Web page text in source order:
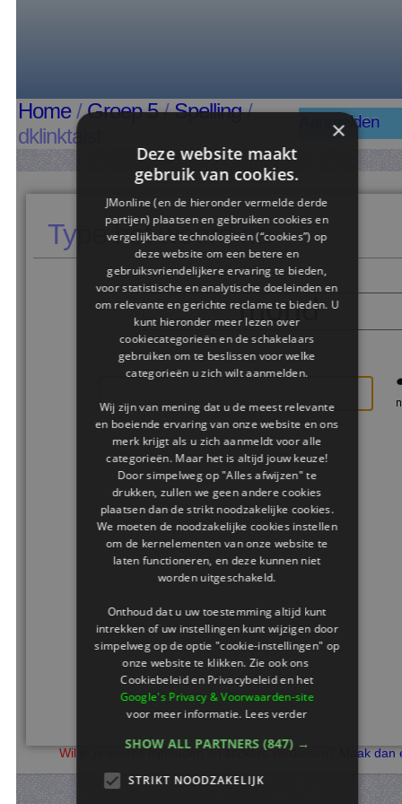
Home/Groep 5/Spelling/
dklinktalst
Aanmelden
Type het woord na
mond
Wil je je scores bijhouden en stickers verdienen? Maak dan
Deze website maakt
gebruik van cookies.
JMonline (en de hieronder vermelde derde
partijen) plaatsen en gebruiken cookies en
vergelijkbare technologieën (“cookies”) op
deze website om een ​​betere en
gebruiksvriendelijkere ervaring te bieden,
voor statistische en analytische doeleinden en
om relevante en gerichte reclame te bieden. U
kunt hieronder meer lezen over
cookiecategorieën en de schakelaars
gebruiken om te beslissen voor welke
categorieën u zich wilt aanmelden.
Wij zijn van mening dat u de meest relevante
en boeiende ervaring van onze website en ons
merk krijgt als u zich aanmeldt voor alle
categorieën. Maar het is altijd jouw keuze!
Door simpelweg op "Alles afwijzen" te
drukken, zullen we geen andere cookies
plaatsen dan de strikt noodzakelijke cookies.
We moeten de noodzakelijke cookies instellen
om de kernelementen van onze website te
laten functioneren, en deze kunnen niet
worden uitgeschakeld.
Onthoud dat u uw toestemming altijd kunt
intrekken of uw instellingen kunt wijzigen door
simpelweg op de optie "cookie-instellingen" op
onze website te klikken. Zie ook ons ​​
Cookiebeleid en Privacybeleid en het
Google's Privacy & Voorwaarden-site
voor meer informatie.Lees verder
SHOW ALL PARTNERS(847) →
STRIKT NOODZAKELIJK